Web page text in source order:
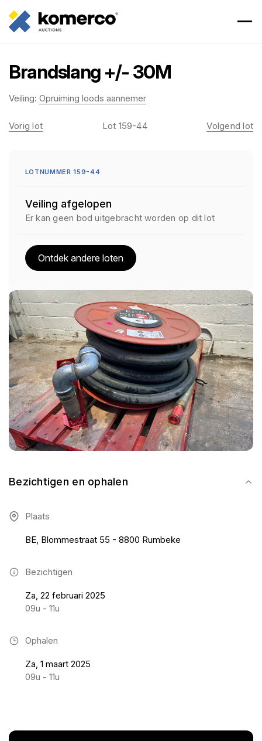
Brandslang +/- 30M
Veiling: Opruiming loods aannemer
Bezichtigen en ophalen
Plaats
BE, Blommestraat 55 - 8800 Rumbeke
Bezichtigen
Za, 22 februari 2025
09u - 11u
Ophalen
Za, 1 maart 2025
09u - 11u
Vorig lot Lot 159-44 Volgend lot
LOTNUMMER 159-44
Veiling afgelopen
Er kan geen bod uitgebracht worden op dit lot
Ontdek andere loten